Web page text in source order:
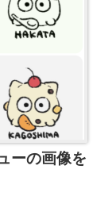
ーの画像を